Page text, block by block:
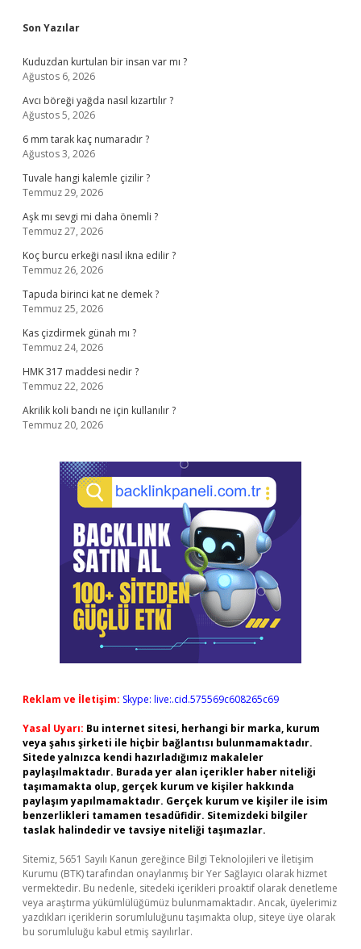
Sidebar
Son Yazılar
Kuduzdan kurtulan bir insan var mı ?
Ağustos 6, 2026
Avcı böreği yağda nasıl kızartılır ?
Ağustos 5, 2026
6 mm tarak kaç numaradır ?
Ağustos 3, 2026
Tuvale hangi kalemle çizilir ?
Temmuz 29, 2026
Aşk mı sevgi mi daha önemli ?
Temmuz 27, 2026
Koç burcu erkeği nasıl ikna edilir ?
Temmuz 26, 2026
Tapuda birinci kat ne demek ?
Temmuz 25, 2026
Kas çizdirmek günah mı ?
Temmuz 24, 2026
HMK 317 maddesi nedir ?
Temmuz 22, 2026
Akrilik koli bandı ne için kullanılır ?
Temmuz 20, 2026
Reklam ve İletişim: Skype: live:.cid.575569c608265c69
Yasal Uyarı: Bu internet sitesi, herhangi bir marka, kurum
veya şahıs şirketi ile hiçbir bağlantısı bulunmamaktadır.
Sitede yalnızca kendi hazırladığımız makaleler
paylaşılmaktadır. Burada yer alan içerikler haber niteliği
taşımamakta olup, gerçek kurum ve kişiler hakkında
paylaşım yapılmamaktadır. Gerçek kurum ve kişiler ile isim
benzerlikleri tamamen tesadüfidir. Sitemizdeki bilgiler
taslak halindedir ve tavsiye niteliği taşımazlar.
Sitemiz, 5651 Sayılı Kanun gereğince Bilgi Teknolojileri ve İletişim
Kurumu (BTK) tarafından onaylanmış bir Yer Sağlayıcı olarak hizmet
vermektedir. Bu nedenle, sitedeki içerikleri proaktif olarak denetleme
veya araştırma yükümlülüğümüz bulunmamaktadır. Ancak, üyelerimiz
yazdıkları içeriklerin sorumluluğunu taşımakta olup, siteye üye olarak
bu sorumluluğu kabul etmiş sayılırlar.